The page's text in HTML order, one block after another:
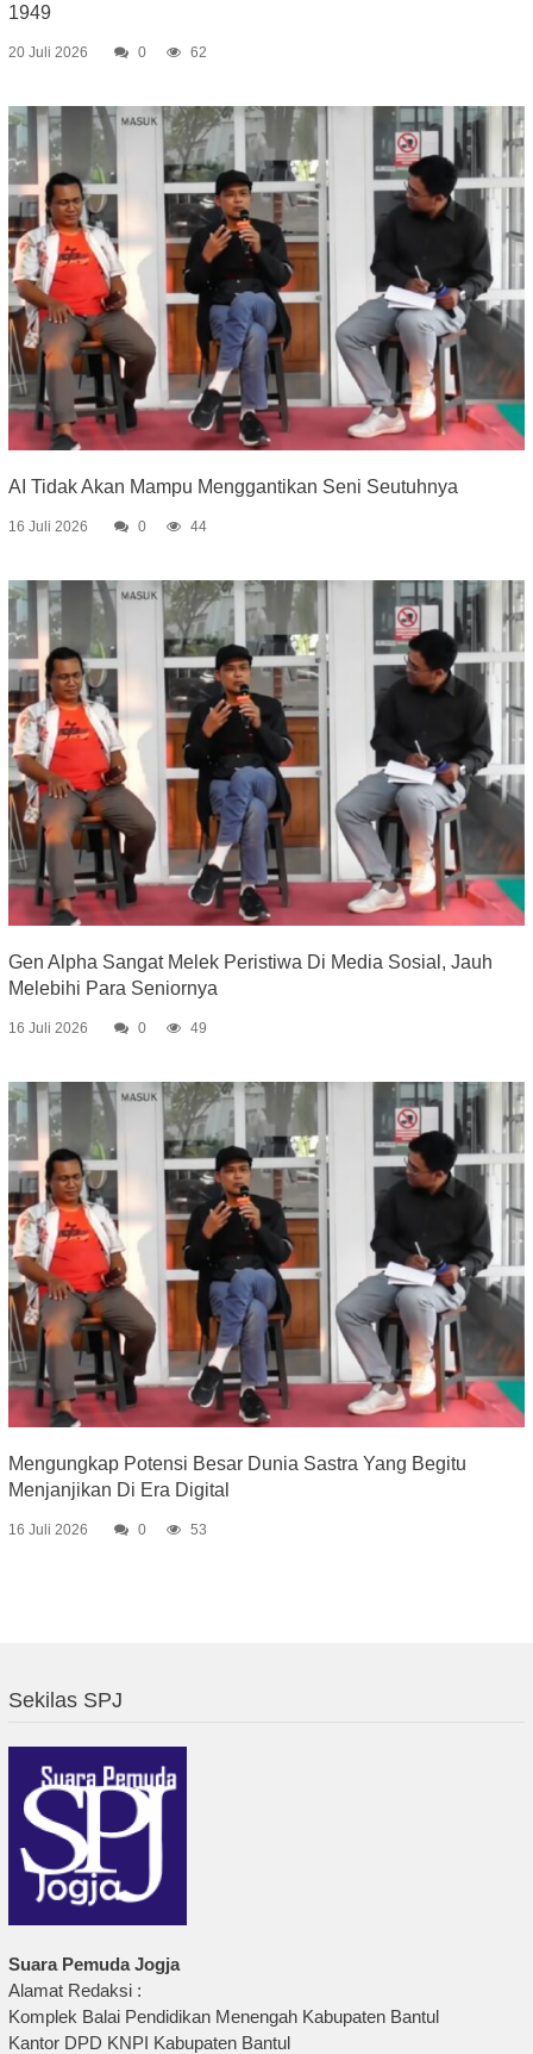
1949
20 Juli 2026 0 62
AI Tidak Akan Mampu Menggantikan Seni Seutuhnya
16 Juli 2026 0 44
Gen Alpha Sangat Melek Peristiwa Di Media Sosial, Jauh
Melebihi Para Seniornya
16 Juli 2026 0 49
Mengungkap Potensi Besar Dunia Sastra Yang Begitu
Menjanjikan Di Era Digital
16 Juli 2026 0 53
Sekilas SPJ
Suara Pemuda Jogja
Alamat Redaksi :
Komplek Balai Pendidikan Menengah Kabupaten Bantul
Kantor DPD KNPI Kabupaten Bantul